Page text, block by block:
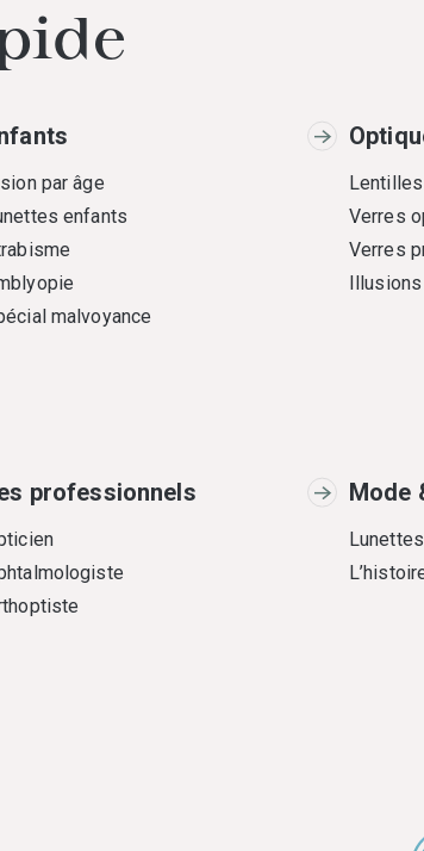
par âge
enfants
malvoyance
Verres
Verres
Illusions
professionnels Mode